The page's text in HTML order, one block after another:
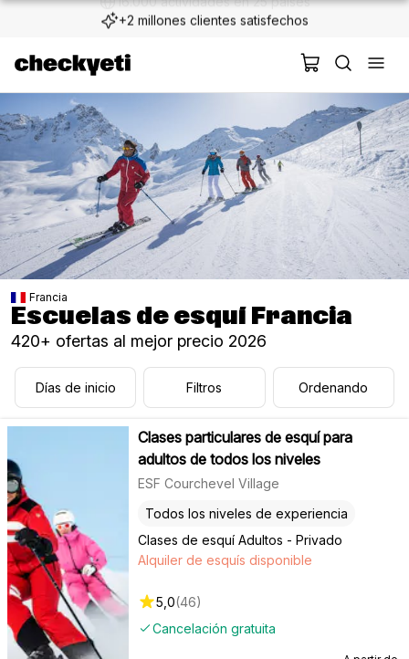
+2 millones clientes satisfechos
Francia
Escuelas de esquí Francia
420+ ofertas al mejor precio 2026
Días de inicio Filtros Ordenando
Clases particulares de esquí para
adultos de todos los niveles
ESF Courchevel Village
Clases de esquí Adultos - Privado
Todos los niveles de experiencia
Cancelación gratuita
Alquiler de esquís disponible
5,0(46)